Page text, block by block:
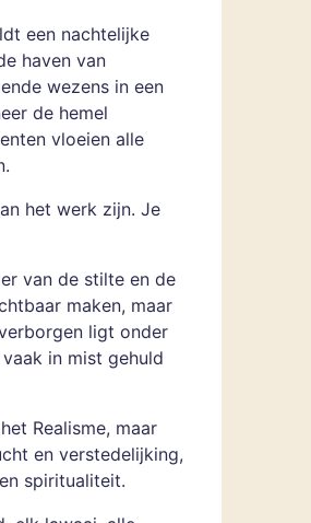
een nachtelijke
haven van
wezens in een
de hemel
vloeien alle
het werk zijn. Je
van de stilte en de
maken, maar
ligt onder
in mist gehuld
Realisme, maar
en verstedelijking,
spiritualiteit.